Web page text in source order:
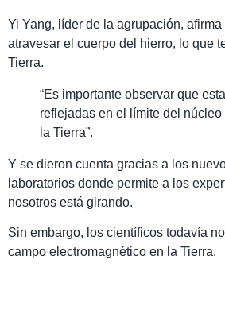
Yi Yang, líder de la agrupación,
atravesar el cuerpo del hierro, lo que
Tierra.
“Es importante observar que
reflejadas en el límite del
la Tierra”.
Y se dieron cuenta gracias a los
laboratorios donde permite a los
nosotros está girando.
Sin embargo, los científicos todavía
campo electromagnético en la Tierra.